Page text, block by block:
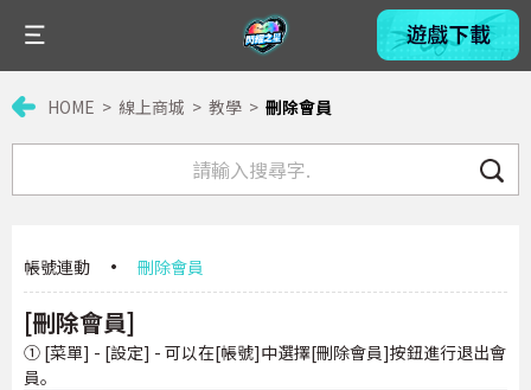
HOME 線上商城 教學 刪除會員
帳號連動 · 刪除會員
[刪除會員]
① [菜單] - [設定] - 可以在[帳號]中選擇[刪除會員]按鈕進行退出會
員。